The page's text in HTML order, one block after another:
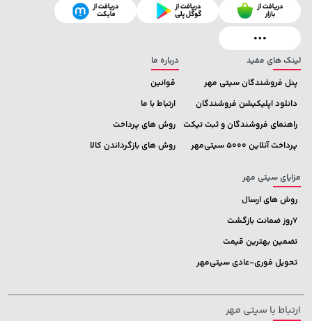
242,000 تومان
244,000
خرید 119,900 تومان
لینک های مفید
پنل فروشندگان سیتی مهر
دانلود اپلیکیشن فروشندگان
راهنمای فروشندگان و ثبت تیکت
پرداخت آنلاین 5000 سیتی‌مهر
درباره ما
قوانین
ارتباط با ما
روش های پرداخت
روش های بازگرداندن کالا
مزایای سیتی مهر
روش های ارسال
7روز ضمانت بازگشت
تضمین بهترین قیمت
تحویل فوری-عادی سیتی‌مهر
ارتباط با سیتی مهر